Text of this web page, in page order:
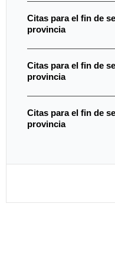
Citas para el fin de
provincia
Citas para el fin de
provincia
Citas para el fin de
provincia